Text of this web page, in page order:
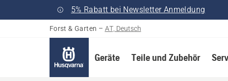
5% Rabatt bei Newsletter Anmeldung
Forst & Garten – AT, Deutsch
Geräte Teile und Zubehör